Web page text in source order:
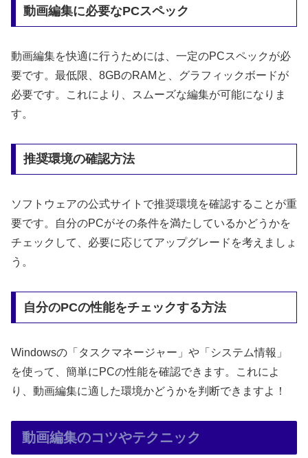
動画編集に必要なPCスペック
動画編集を快適に行うためには、一定のPCスペックが必
要です。最低限、8GBのRAMと、グラフィックボードが
必要です。これにより、スムーズな編集が可能になりま
す。
推奨環境の確認方法
ソフトウェアの公式サイトで推奨環境を確認することが重
要です。自分のPCがその条件を満たしているかどうかを
チェックして、必要に応じてアップグレードを考えましょ
う。
自分のPCの性能をチェックする方法
Windowsの「タスクマネージャー」や「システム情報」
を使って、簡単にPCの性能を確認できます。これによ
り、動画編集に適した環境かどうかを判断できますよ！
動画編集のコツやテクニック